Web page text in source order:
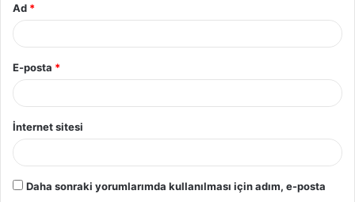
Ad *
E-posta *
İnternet sitesi
Daha sonraki yorumlarımda kullanılması için adım, e-posta